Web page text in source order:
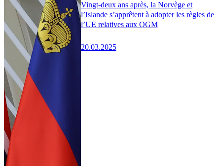
Vingt-deux ans après, la Norvège et
l’Islande s’apprêtent à adopter les règles de
l’UE relatives aux OGM
20.03.2025